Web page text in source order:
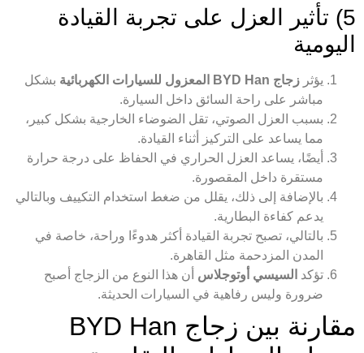
5) تأثير العزل على تجربة القيادة
اليومية
يؤثر زجاج BYD Han المعزول للسيارات الكهربائية
بشكل
مباشر على راحة السائق داخل السيارة.
بسبب العزل الصوتي، تقل الضوضاء الخارجية بشكل كبير،
مما يساعد على التركيز أثناء القيادة.
أيضًا، يساعد العزل الحراري في الحفاظ على درجة حرارة
مستقرة داخل المقصورة.
بالإضافة إلى ذلك، يقلل من ضغط استخدام التكييف وبالتالي
يدعم كفاءة البطارية.
بالتالي، تصبح تجربة القيادة أكثر هدوءًا وراحة، خاصة في
المدن المزدحمة مثل القاهرة.
تؤكد السيسي أوتوجلاس أن هذا النوع من الزجاج أصبح
ضرورة وليس رفاهية في السيارات الحديثة.
مقارنة بين زجاج BYD Han